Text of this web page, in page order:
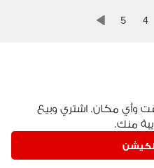
4
5
وأي مكان. اشتري وبيع
منك.